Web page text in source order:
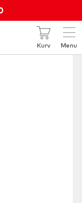
Kurv Menu